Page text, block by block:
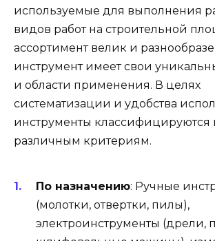
используемые для выполнения
видов работ на строительной
ассортимент велик и
инструмент имеет свои
и области применения. В целях
систематизации и удобства
инструменты классифицируются
различным критериям.
По назначению: Ручные
(молотки, отвертки, пилы),
электроинструменты (дрели,